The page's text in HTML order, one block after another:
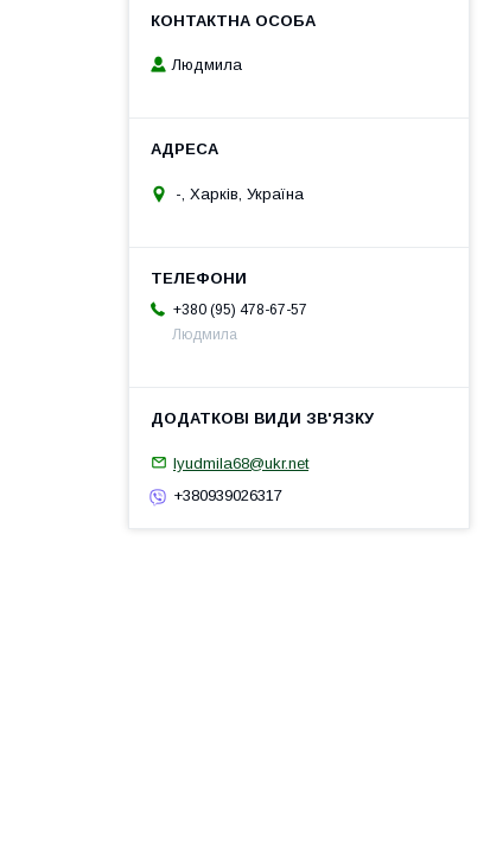
Людмила
-, Харків, Україна
+380 (95) 478-67-57
Людмила
lyudmila68@ukr.net
+380939026317